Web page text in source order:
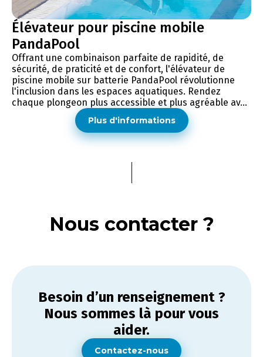
Élévateur pour piscine mobile
PandaPool
Offrant une combinaison parfaite de rapidité, de
sécurité, de praticité et de confort, l'élévateur de
piscine mobile sur batterie PandaPool révolutionne
l'inclusion dans les espaces aquatiques. Rendez
chaque plongeon plus accessible et plus agréable av...
Plus d'informations
Nous contacter ?
Besoin d’un renseignement ?
Nous sommes là pour vous
aider.
Contactez-nous